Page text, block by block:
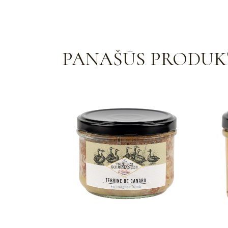
PANAŠŪS